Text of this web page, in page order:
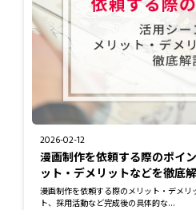
2026-02-12
漫画制作を依頼する際のポイ
ット・デメリットなどを徹底
漫画制作を依頼する際のメリット・デメ
ト、採用活動など完成後の具体的な...